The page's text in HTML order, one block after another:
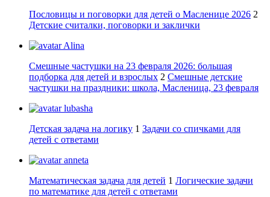
Пословицы и поговорки для детей о Масленице 2026 2
Детские считалки, поговорки и заклички
Alina
Смешные частушки на 23 февраля 2026: большая
подборка для детей и взрослых 2 Смешные детские
частушки на праздники: школа, Масленица, 23 февраля
lubasha
Детская задача на логику 1 Задачи со спичками для
детей с ответами
anneta
Математическая задача для детей 1 Логические задачи
по математике для детей с ответами